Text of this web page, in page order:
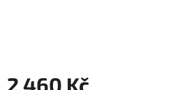
2 460 Kč